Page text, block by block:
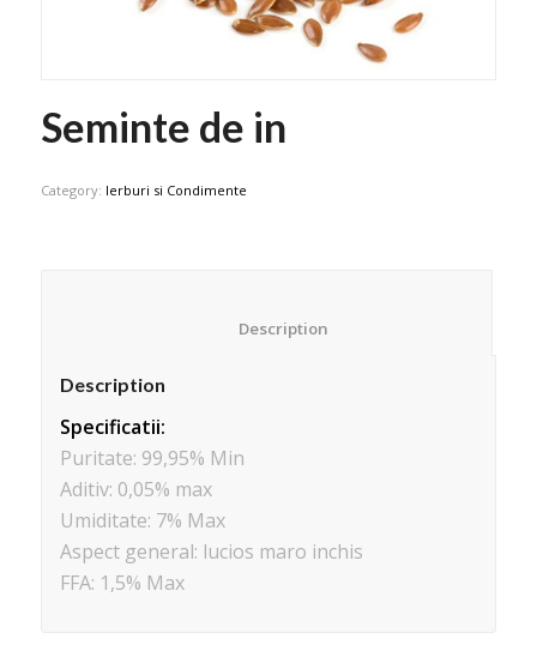
Seminte de in
Category: Ierburi si Condimente
Description
Specificatii:
Puritate: 99,95% Min
Aditiv: 0,05% max
Umiditate: 7% Max
Aspect general: lucios maro inchis
FFA: 1,5% Max